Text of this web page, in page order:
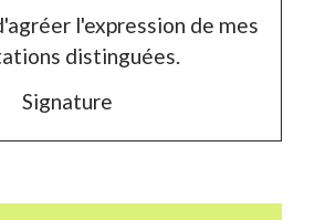
l'expression de mes
distinguées.
Signature